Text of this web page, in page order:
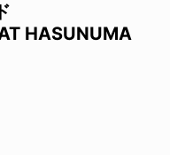
HASUNUMA